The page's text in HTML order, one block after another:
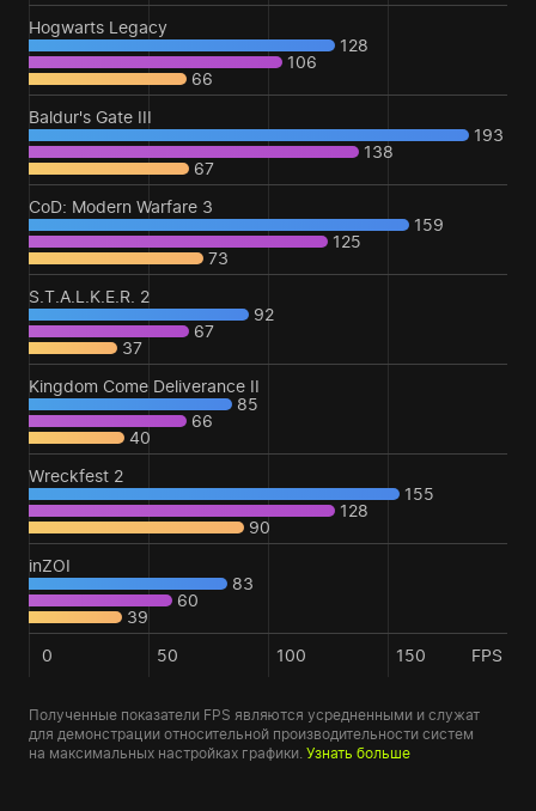
Hogwarts Legacy
128
106
66
Baldur's Gate III
193
138
67
CoD: Modern Warfare 3
159
125
73
S.T.A.L.K.E.R. 2
92
67
37
Kingdom Come Deliverance II
85
66
40
Wreckfest 2
155
128
90
inZOI
83
60
39
0
50 100 150 FPS
Полученные показатели FPS являются усредненными и служат
для демонстрации относительной производительности систем
на максимальных настройках графики. Узнать больше